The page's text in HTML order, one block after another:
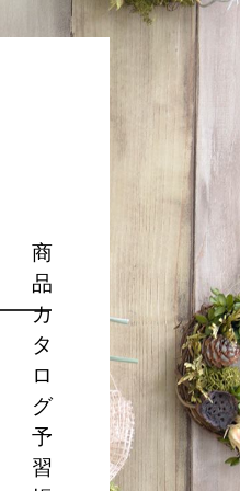
商
品
カ
タ
ロ
グ
予
習